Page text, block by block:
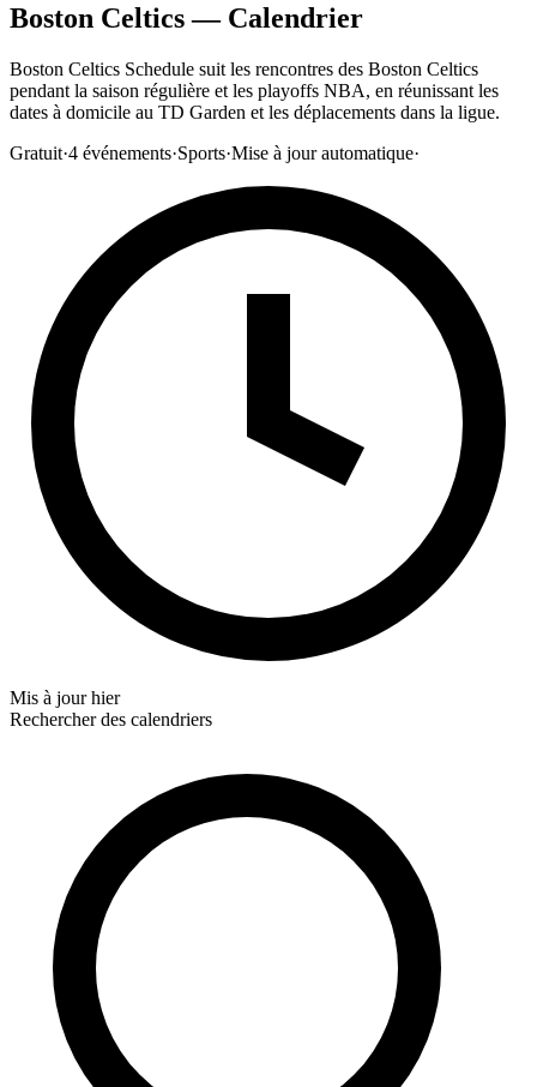
Boston Celtics — Calendrier
Boston Celtics Schedule suit les rencontres des Boston Celtics
pendant la saison régulière et les playoffs NBA, en réunissant les
dates à domicile au TD Garden et les déplacements dans la ligue.
Gratuit·4 événements·Sports·Mise à jour automatique·
Mis à jour hier
Rechercher des calendriers